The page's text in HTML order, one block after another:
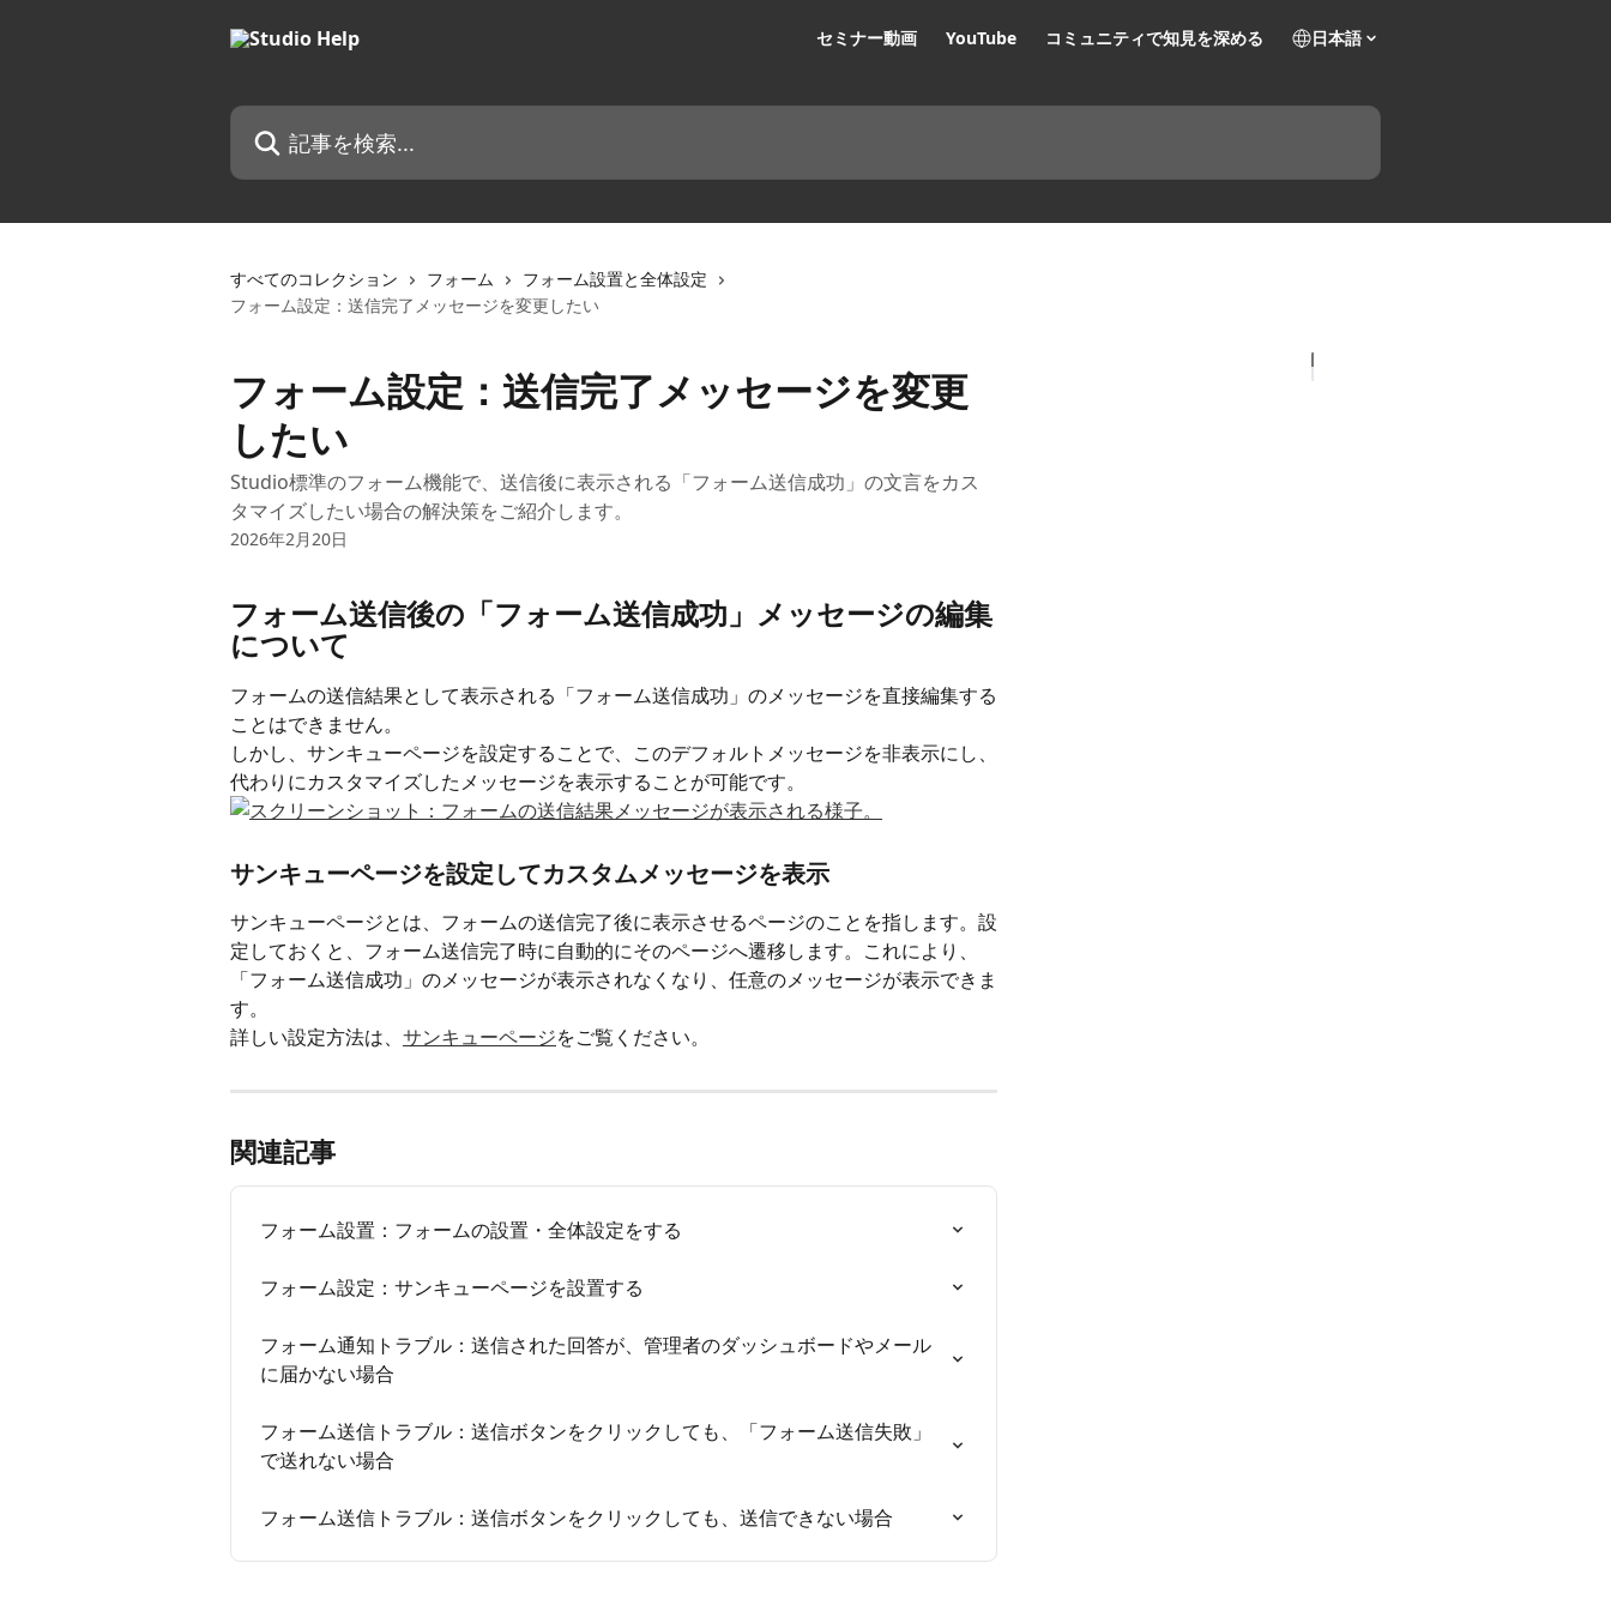
セミナー動画 YouTube コミュニティで知見を深める 日本語
記事を検索...
すべてのコレクション フォーム
フォーム設置と全体設定
フォーム設定：送信完了メッセージを変更したい
フォーム設定：送信完了メッセージを変更
したい
Studio標準のフォーム機能で、送信後に表示される「フォーム送信成功」の文言をカス
タマイズしたい場合の解決策をご紹介します。
2026年2月20日
フォーム送信後の「フォーム送信成功」メッセージの編集
について
フォームの送信結果として表示される「フォーム送信成功」のメッセージを直接編集する
ことはできません。
しかし、サンキューページを設定することで、このデフォルトメッセージを非表示にし、
代わりにカスタマイズしたメッセージを表示することが可能です。
サンキューページを設定してカスタムメッセージを表示
サンキューページとは、フォームの送信完了後に表示させるページのことを指します。設
定しておくと、フォーム送信完了時に自動的にそのページへ遷移します。これにより、
「フォーム送信成功」のメッセージが表示されなくなり、任意のメッセージが表示できま
す。
詳しい設定方法は、 サンキューページをご覧ください。
関連記事
フォーム設置：フォームの設置・全体設定をする
フォーム設定：サンキューページを設置する
フォーム通知トラブル：送信された回答が、管理者のダッシュボードやメール
に届かない場合
フォーム送信トラブル：送信ボタンをクリックしても、「フォーム送信失敗」
で送れない場合
フォーム送信トラブル：送信ボタンをクリックしても、送信できない場合